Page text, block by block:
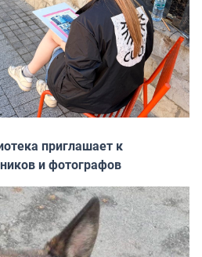
приглашает к
и фотографов